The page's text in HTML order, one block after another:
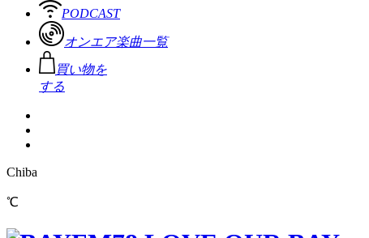
PODCAST
オンエア楽曲一覧
買い物を
する
Chiba
℃